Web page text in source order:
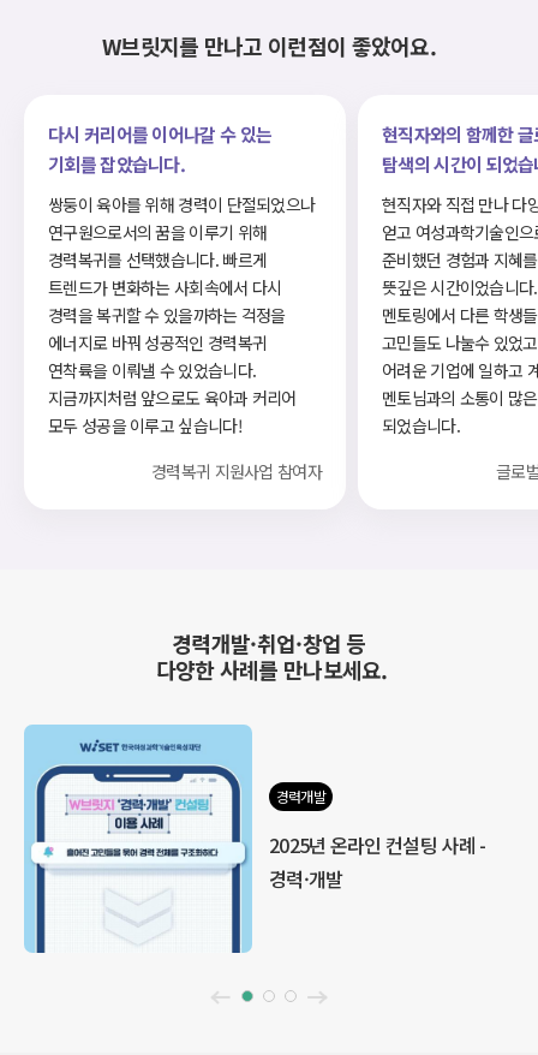
W브릿지를 만나고 이런점이 좋았어요.
다시 커리어를 이어나갈 수 있는
기회를 잡았습니다.
쌍둥이 육아를 위해 경력이 단절되었으나
연구원으로서의 꿈을 이루기 위해
경력복귀를 선택했습니다. 빠르게
트렌드가 변화하는 사회속에서 다시
경력을 복귀할 수 있을까하는 걱정을
에너지로 바꿔 성공적인 경력복귀
연착륙을 이뤄낼 수 있었습니다.
지금까지처럼 앞으로도 육아과 커리어
모두 성공을 이루고 싶습니다!
경력복귀 지원사업 참여자
현직자와의 함께한
탐색의 시간이 되었
현직자와 직접 만나 다
얻고 여성과학기술인
준비했던 경험과 지혜
뜻깊은 시간이었습니
멘토링에서 다른 학생
고민들도 나눌수 있었
어려운 기업에 일하고
멘토님과의 소통이 많
되었습니다.
글로
경력개발·취업·창업 등
다양한 사례를 만나보세요.
경력개발
2025년 온라인 컨설팅 사례 -
경력·개발